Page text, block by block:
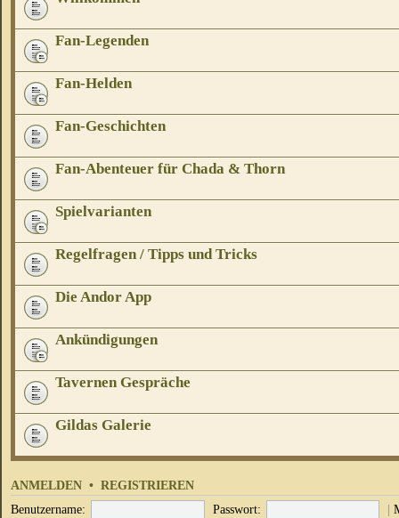
Fan-Legenden
Fan-Helden
Fan-Geschichten
Fan-Abenteuer für Chada & Thorn
Spielvarianten
Regelfragen / Tipps und Tricks
Die Andor App
Ankündigungen
Tavernen Gespräche
Gildas Galerie
ANMELDEN • REGISTRIEREN
Benutzername: Passwort: |